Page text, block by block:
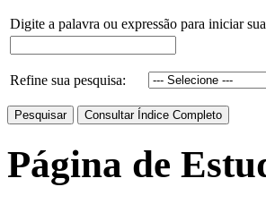
Digite a palavra ou expressão para iniciar
Refine sua pesquisa:
Página de